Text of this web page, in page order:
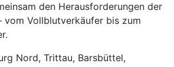
den Herausforderungen der
vom Vollblutverkäufer bis zum
Nord, Trittau, Barsbüttel,